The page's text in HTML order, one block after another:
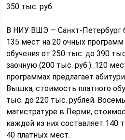
350 тыс. руб.
В НИУ ВШЭ — Санкт-Петербург
135 мест на 20 очных программ
обучения от 250 тыс. до 390
заочную (200 тыс. руб.). 120
программах предлагает
Вышка, стоимость платного
тыс. до 220 тыс. рублей.
магистратуре в Перми,
каждой из них составляет 140
40 платных мест.